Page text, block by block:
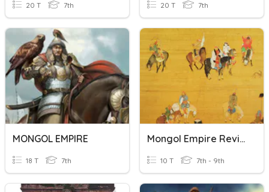
20 T 7th 20 T 7th
MONGOL EMPIRE
18 T 7th
Mongol Empire Review
10 T 7th - 9th